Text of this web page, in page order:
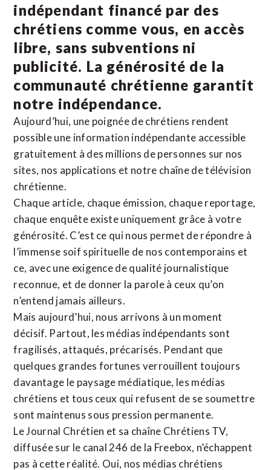
indépendant financé par des
chrétiens comme vous, en accès
libre, sans subventions ni
publicité. La générosité de la
communauté chrétienne garantit
notre indépendance.
Aujourd’hui, une poignée de chrétiens rendent
possible une information indépendante accessible
gratuitement à des millions de personnes sur nos
sites, nos applications et notre chaîne de télévision
chrétienne.
Chaque article, chaque émission, chaque reportage,
chaque enquête existe uniquement grâce à votre
générosité. C’est ce qui nous permet de répondre à
l’immense soif spirituelle de nos contemporains et
ce, avec une exigence de qualité journalistique
reconnue, et de donner la parole à ceux qu’on
n’entend jamais ailleurs.
Mais aujourd’hui, nous arrivons à un moment
décisif. Partout, les médias indépendants sont
fragilisés, attaqués, précarisés. Pendant que
quelques grandes fortunes verrouillent toujours
davantage le paysage médiatique, les médias
chrétiens et tous ceux qui refusent de se soumettre
sont maintenus sous pression permanente.
Le Journal Chrétien et sa chaîne Chrétiens TV,
diffusée sur le canal 246 de la Freebox, n’échappent
pas à cette réalité. Oui, nos médias chrétiens